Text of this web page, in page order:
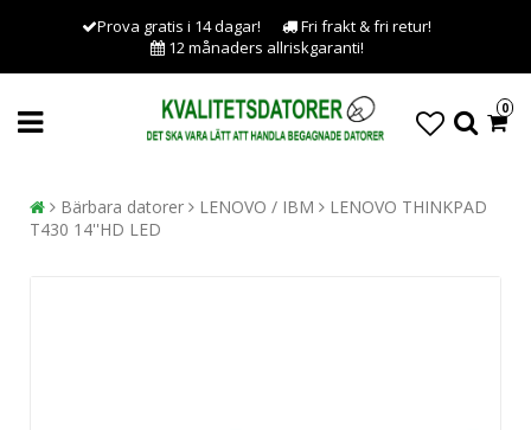
Prova gratis i 14 dagar!
Fri frakt & fri retur!
12 månaders allriskgaranti!
0
Bärbara datorer LENOVO / IBM
LENOVO THINKPAD
T430 14''HD LED